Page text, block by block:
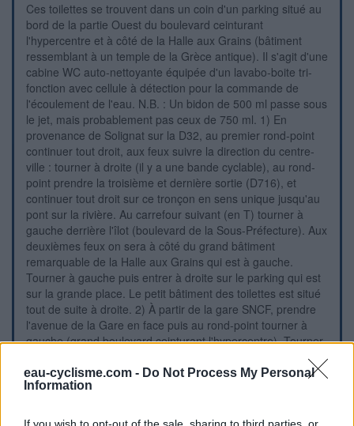
eau-cyclisme.com - Do Not Process My Personal
Information
Ces toilettes se trouvent dans un coin d'un parking situé au
bord de la partie Ouest du boulevard ceinturant
l'hypercentre et à côté de la Halle aux Grains (bâtiment
ressemblant à un temple de la Grèce antique). Il s'agit d'une
cabine WC auto-nettoyante équipée d'un lavabo-boite tri-
fonction avec cellule à détection pour la commande de
l'écoulement de l'eau. N.B. : Un bidon de 500 ml passe sous
le jet, mais probablement pas ceux de 750 ml. 1) En
provenance de Solignat sur la D32, au premier rond-point
continuer tout droit, aux feux suivre la direction du centre-
ville : tourner à droite (il y a une bande cyclable), au rond-
point prendre la troisième et dernière sortie (D716), et
continuer tout droit sur ce tronçon en sens unique jusqu'au
pont sur la rivière. Au carrefour suivant (en T) tourner à
gauche derrière l'îlot (boulevard de la Sous-Préfecture). Aux
deuxièmes feux on sera à côté du grand bâtiment
remarquable de la Halle aux Grains qui est à gauche.
Tourner à gauche puis entrer à droite sur le parking qui est
sur la grande place. Le petit bâtiment des toilettes est situé
tout de suite à droite. 2) À partir de la gare SNCF, prendre
l'avenue de la Gare en face puis au rond-point tourner à
gauche (grand boulevard ceinturant l'hypercentre). Tourner
dans la première à droite (rue des Fours, en sens unique,
c'est un raccourci) et rouler tout droit jusqu'aux feux où l'on
retrouve le boulevard ceinturant l'hypercentre. Tourner à
Grains comme au point 1 et trouver les toilettes. P.S.: En